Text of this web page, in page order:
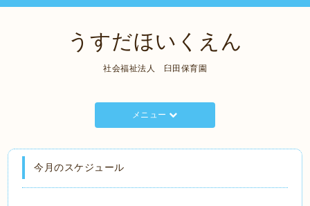
うすだほいくえん
社会福祉法人 臼田保育園
メニュー
今月のスケジュール